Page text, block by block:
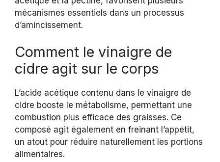
mécanismes essentiels dans un processus
d’amincissement.
Comment le vinaigre de
cidre agit sur le corps
L’acide acétique contenu dans le vinaigre de
cidre booste le métabolisme, permettant une
combustion plus efficace des graisses. Ce
composé agit également en freinant l’appétit,
un atout pour réduire naturellement les portions
alimentaires.